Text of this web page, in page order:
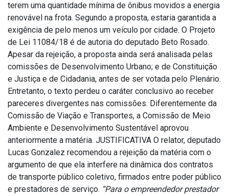
terem uma quantidade mínima de ônibus movidos a energia
renovável na frota. Segundo a proposta, estaria garantida a
exigência de pelo menos um veículo por cidade. O Projeto
de Lei 11084/18 é de autoria do deputado Beto Rosado.
Apesar da rejeição, a proposta ainda será analisada pelas
comissões de Desenvolvimento Urbano; e de Constituição
e Justiça e de Cidadania, antes de ser votada pelo Plenário.
Entretanto, o texto perdeu o caráter conclusivo ao receber
pareceres divergentes nas comissões. Diferentemente da
Comissão de Viação e Transportes, a Comissão de Meio
Ambiente e Desenvolvimento Sustentável aprovou
anteriormente a matéria. JUSTIFICATIVA O relator, deputado
Lucas Gonzalez recomendou a rejeição da matéria com o
argumento de que ela interfere na dinâmica dos contratos
de transporte público coletivo, firmados entre poder público
e prestadores de serviço. “Para o empreendedor prestador